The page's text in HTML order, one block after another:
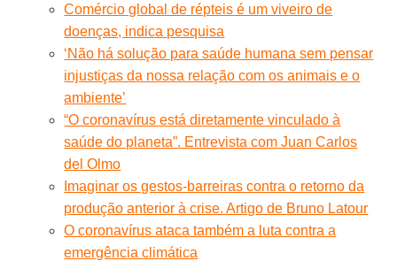
Comércio global de répteis é um viveiro de
doenças, indica pesquisa
‘Não há solução para saúde humana sem pensar
injustiças da nossa relação com os animais e o
ambiente’
“O coronavírus está diretamente vinculado à
saúde do planeta”. Entrevista com Juan Carlos
del Olmo
Imaginar os gestos-barreiras contra o retorno da
produção anterior à crise. Artigo de Bruno Latour
O coronavírus ataca também a luta contra a
emergência climática